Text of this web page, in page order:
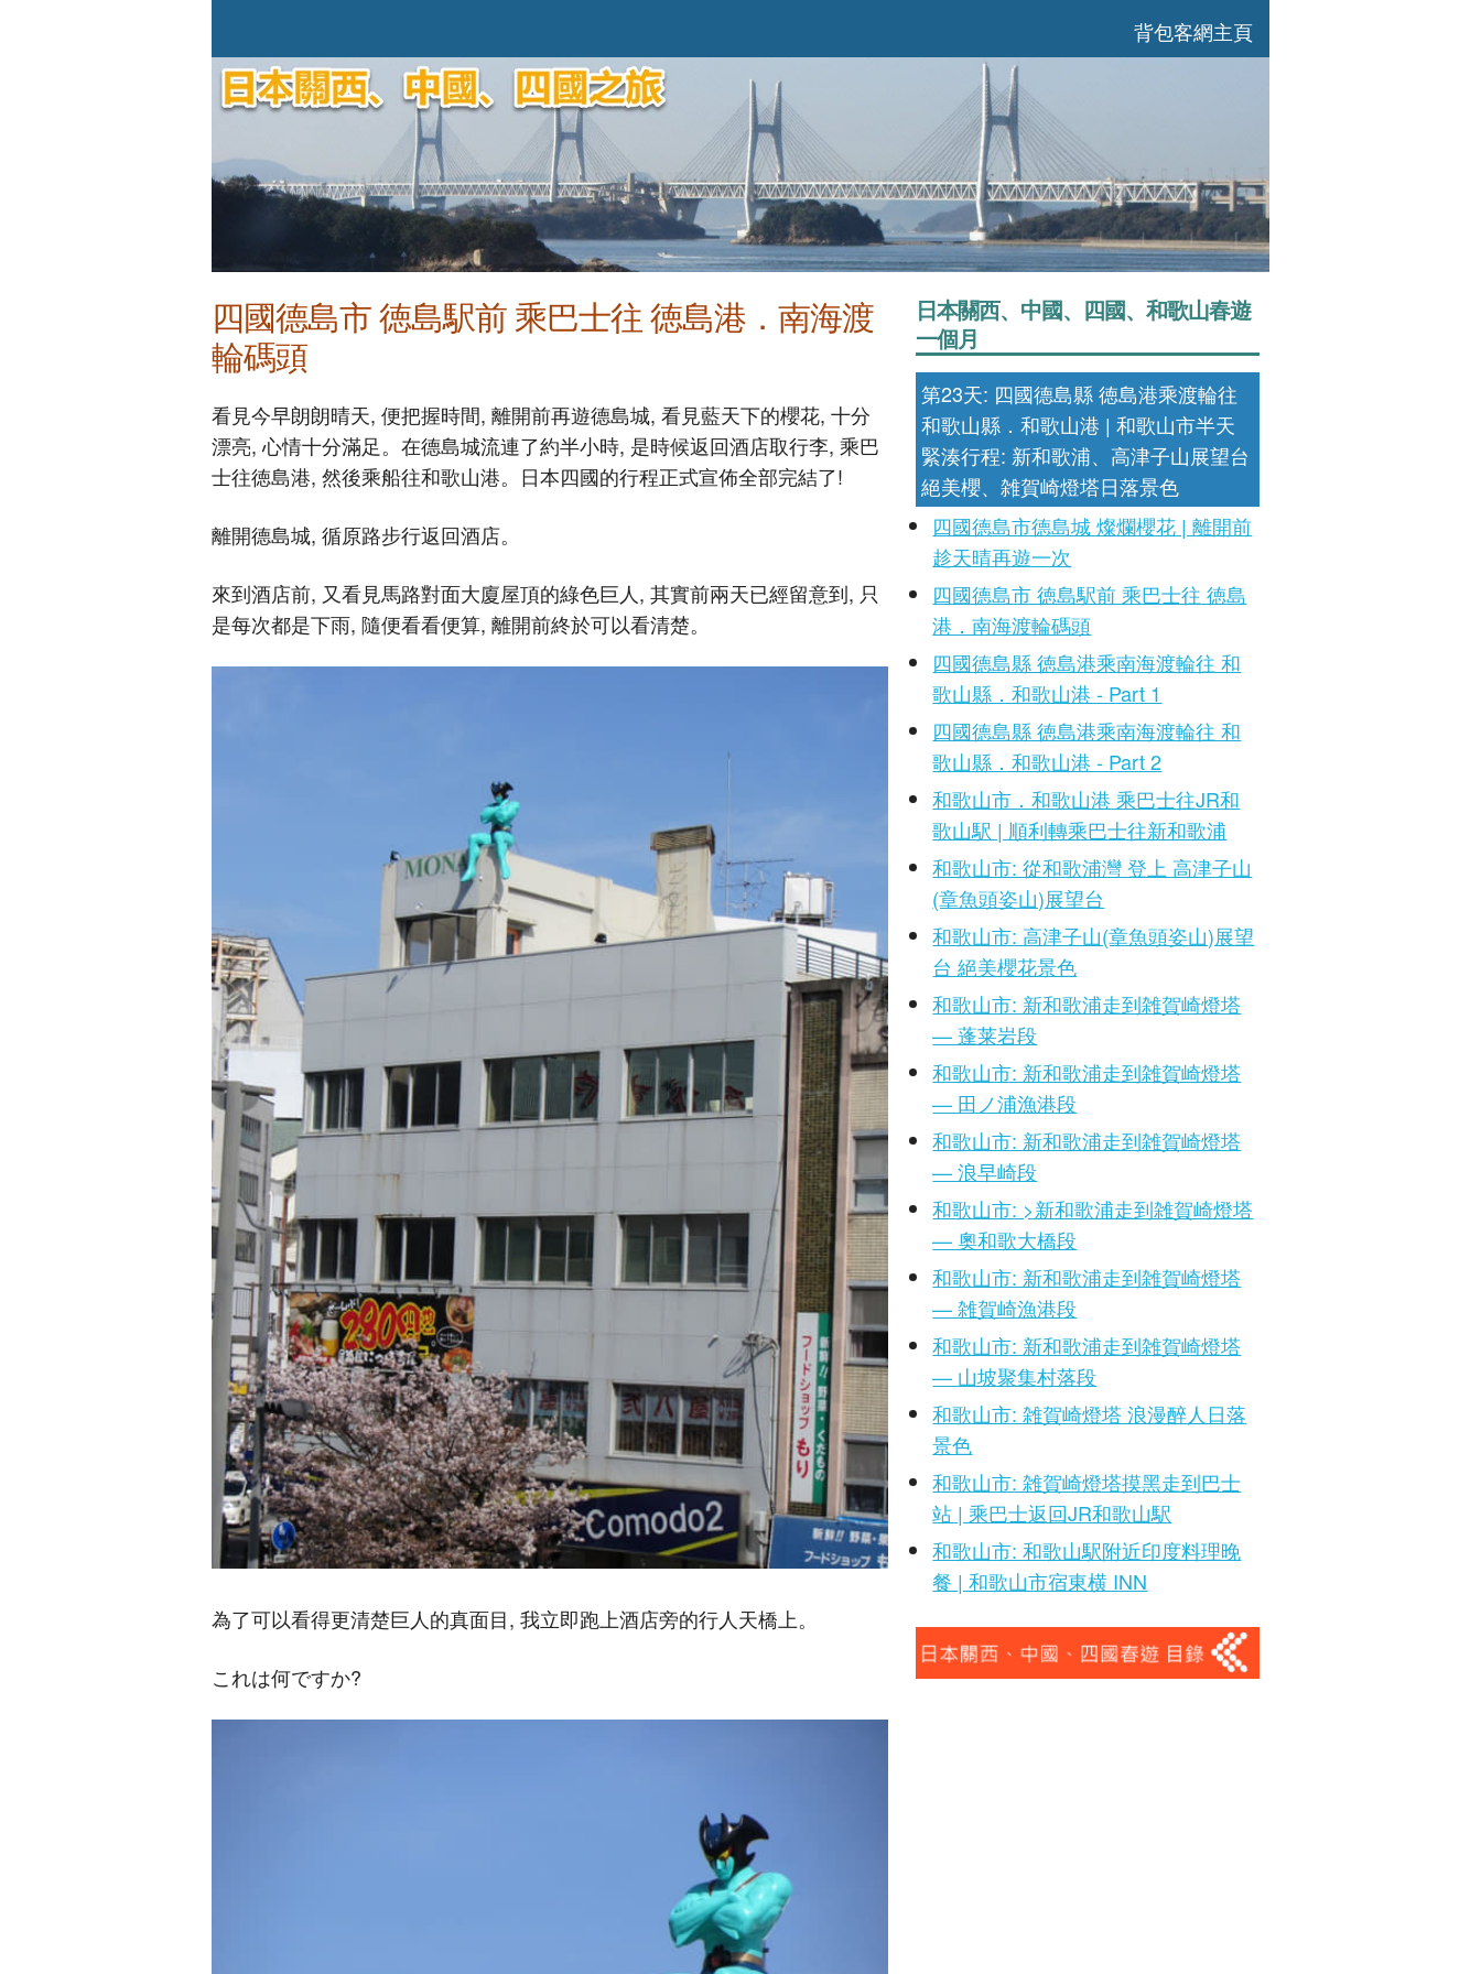
背包客網主頁
四國德島市 徳島駅前 乘巴士往 徳島港．南海渡
輪碼頭
看見今早朗朗晴天, 便把握時間, 離開前再遊德島城, 看見藍天下的櫻花, 十分
漂亮, 心情十分滿足。在德島城流連了約半小時, 是時候返回酒店取行李, 乘巴
士往徳島港, 然後乘船往和歌山港。日本四國的行程正式宣佈全部完結了!
離開德島城, 循原路步行返回酒店。
來到酒店前, 又看見馬路對面大廈屋頂的綠色巨人, 其實前兩天已經留意到, 只
是每次都是下雨, 隨便看看便算, 離開前終於可以看清楚。
為了可以看得更清楚巨人的真面目, 我立即跑上酒店旁的行人天橋上。
これは何ですか?
日本關西、中國、四國、和歌山春遊
一個月
第23天: 四國德島縣 徳島港乘渡輪往
和歌山縣．和歌山港 | 和歌山市半天
緊湊行程: 新和歌浦、高津子山展望台
絕美櫻、雑賀崎燈塔日落景色
四國德島市德島城 燦爛櫻花 | 離開前
趁天晴再遊一次
四國德島市 徳島駅前 乘巴士往 徳島
港．南海渡輪碼頭
四國德島縣 徳島港乘南海渡輪往 和
歌山縣．和歌山港 - Part 1
四國德島縣 徳島港乘南海渡輪往 和
歌山縣．和歌山港 - Part 2
和歌山市．和歌山港 乘巴士往JR和
歌山駅 | 順利轉乘巴士往新和歌浦
和歌山市: 從和歌浦灣 登上 高津子山
(章魚頭姿山)展望台
和歌山市: 高津子山(章魚頭姿山)展望
台 絕美櫻花景色
和歌山市: 新和歌浦走到雑賀崎燈塔
— 蓬莱岩段
和歌山市: 新和歌浦走到雑賀崎燈塔
— 田ノ浦漁港段
和歌山市: 新和歌浦走到雑賀崎燈塔
— 浪早崎段
和歌山市: >新和歌浦走到雑賀崎燈塔
— 奧和歌大橋段
和歌山市: 新和歌浦走到雑賀崎燈塔
— 雑賀崎漁港段
和歌山市: 新和歌浦走到雑賀崎燈塔
— 山坡聚集村落段
和歌山市: 雑賀崎燈塔 浪漫醉人日落
景色
和歌山市: 雑賀崎燈塔摸黑走到巴士
站 | 乘巴士返回JR和歌山駅
和歌山市: 和歌山駅附近印度料理晚
餐 | 和歌山市宿東横 INN